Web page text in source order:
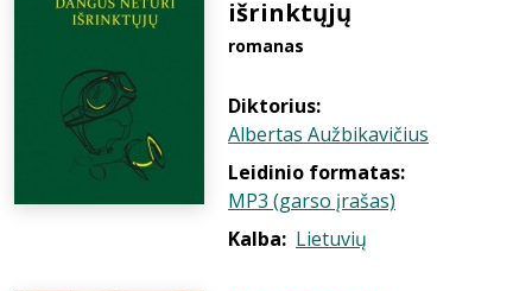
išrinktųjų
romanas
Diktorius:
Albertas Aužbikavičius
Leidinio formatas:
MP3 (garso įrašas)
Kalba: Lietuvių